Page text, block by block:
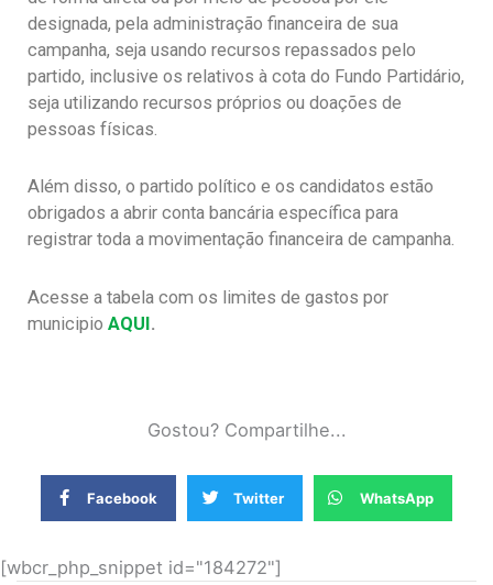
designada, pela administração financeira de sua
campanha, seja usando recursos repassados pelo
partido, inclusive os relativos à cota do Fundo Partidário,
seja utilizando recursos próprios ou doações de
pessoas físicas.
Além disso, o partido político e os candidatos estão
obrigados a abrir conta bancária específica para
registrar toda a movimentação financeira de campanha.
Acesse a tabela com os limites de gastos por
municipio AQUI.
Gostou? Compartilhe...
Facebook Twitter WhatsApp
[wbcr_php_snippet id="184272"]